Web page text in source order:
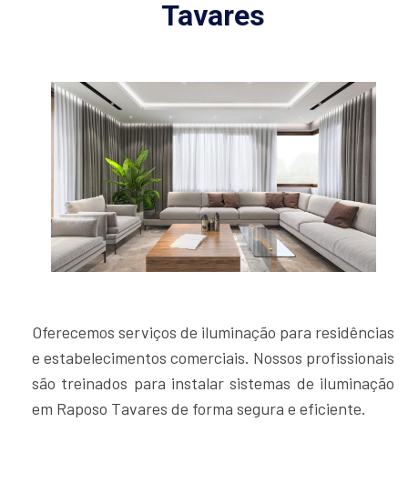
Tavares
Oferecemos serviços de iluminação para residências
e estabelecimentos comerciais. Nossos profissionais
são treinados para instalar sistemas de iluminação
em Raposo Tavares de forma segura e eficiente.